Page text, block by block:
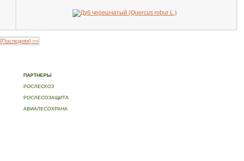
[Последняя] >>
ПАРТНЕРЫ
РОСЛЕСХОЗ
РОСЛЕСОЗАЩИТА
АВИАЛЕСОХРАНА